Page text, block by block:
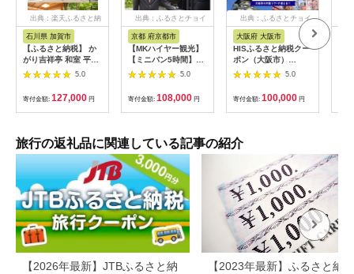
出典：楽天ふるさと納
石川県 加賀市
【ふるさと納税】 か
がり吉祥亭 和室 平日
限定 ペア宿泊券 1泊2
食付 2名 ペア 食事付
温泉 宿泊券 旅行 トラ
ベル 宿泊 宿泊施設 宿
レジャー F6P-0991
5.0
寄付金額: 127,000 円
出典：ふるさとチョイ
京都 府京都市
【MKハイヤー観光】
【ミニバン5時間】ド
ライバーとめぐるとっ
ておきの京都観光（3
／21-6／20・10／1-
11／30）
5.0
寄付金額: 108,000 円
出典：ふるさとチョイ
大阪府 大阪市
HISふるさと納税クー
ポン（大阪市）
30,000円分_OS039-
5.0
寄付金額: 100,000 円
旅行の返礼品に関連している記事の紹介
【2026年最新】JTBふるさと納
【2023年最新】ふるさと納